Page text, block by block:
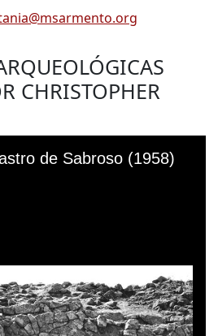
CHRISTOPHER
de Sabroso (1958)